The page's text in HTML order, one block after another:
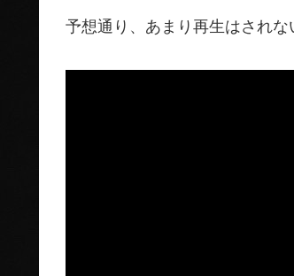
予想通り、あまり再生はされな